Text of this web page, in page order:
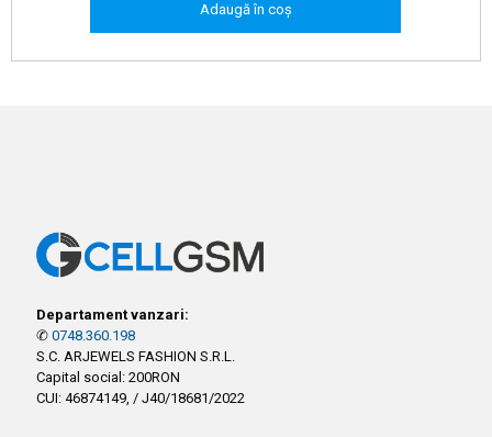
Adaugă în coș
Departament vanzari:
✆ 0748.360.198
S.C. ARJEWELS FASHION S.R.L.
Capital social: 200RON
CUI: 46874149, / J40/18681/2022